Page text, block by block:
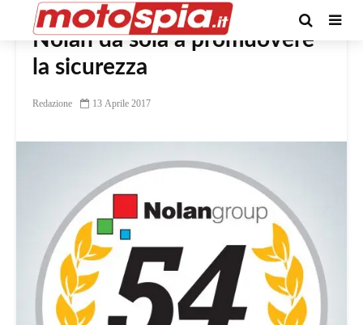
Nolan da sola a promuovere
la sicurezza
Redazione 13 Aprile 2017